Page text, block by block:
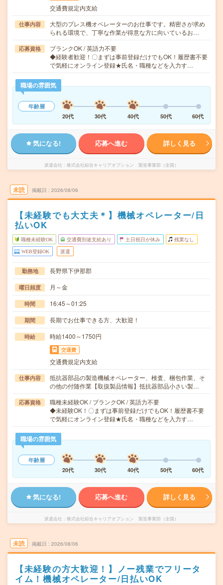
交通費規定内支給
仕事内容
大型のプレス機オペレーターのお仕事です。精密さが求め
られる環境で、丁寧な作業が得意な方に向いているお…
応募資格
ブランクOK / 英語力不要
◆経験者歓迎！〇まずは事前登録だけでもOK！履歴書不要
で気軽にオンライン登録★氏名・職種などを入力す…
職場の雰囲気
年齢層
20代
30代 40代 50代 60代
気になる! 応募へ進む 詳しく見る
派遣会社 株式会社綜合キャリアオプション 製造事業部（全国）
未読 掲載日 2026/08/06
【未経験でも大丈夫＊】機械オペレーター/日
払いOK
職種未経験OK 交通費別途支給あり 土日祝日が休み 残業なし
WEB登録OK 派遣
勤務地 長野県下伊那郡
曜日頻度 月～金
時間 16:45～01:25
期間 長期でお仕事できる方、大歓迎！
時給 時給1400～1750円
交通費
交通費規定内支給
仕事内容
抵抗器部品の製造機械オペレーター、検査、梱包作業、そ
の他の付随作業【取扱製品情報】抵抗器部品小さい製…
応募資格
職種未経験OK / ブランクOK / 英語力不要
◆未経験OK！〇まずは事前登録だけでもOK！履歴書不要
で気軽にオンライン登録★氏名・職種などを入力す…
職場の雰囲気
年齢層
20代
30代 40代 50代 60代
気になる! 応募へ進む 詳しく見る
派遣会社 株式会社綜合キャリアオプション 製造事業部（全国）
未読 掲載日 2026/08/06
【未経験の方大歓迎！】ノー残業でフリータ
イム！機械オペレーター/日払いOK